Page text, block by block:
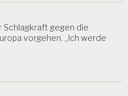
Schlagkraft gegen die
vorgehen. „Ich werde